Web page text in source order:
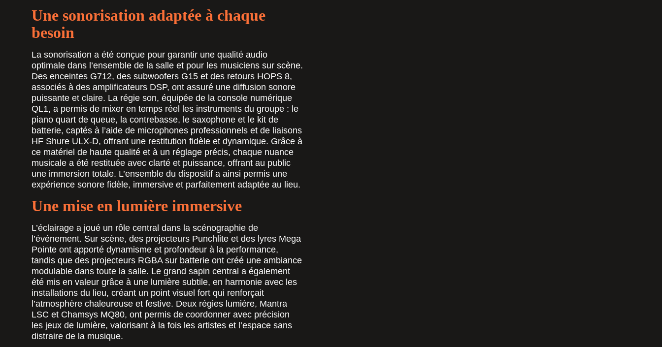
Une sonorisation adaptée à chaque
besoin
La sonorisation a été conçue pour garantir une qualité audio
optimale dans l’ensemble de la salle et pour les musiciens sur scène.
Des enceintes G712, des subwoofers G15 et des retours HOPS 8,
associés à des amplificateurs DSP, ont assuré une diffusion sonore
puissante et claire. La régie son, équipée de la console numérique
QL1, a permis de mixer en temps réel les instruments du groupe : le
piano quart de queue, la contrebasse, le saxophone et le kit de
batterie, captés à l’aide de microphones professionnels et de liaisons
HF Shure ULX-D, offrant une restitution fidèle et dynamique. Grâce à
ce matériel de haute qualité et à un réglage précis, chaque nuance
musicale a été restituée avec clarté et puissance, offrant au public
une immersion totale. L’ensemble du dispositif a ainsi permis une
expérience sonore fidèle, immersive et parfaitement adaptée au lieu.
Une mise en lumière immersive
L’éclairage a joué un rôle central dans la scénographie de
l’événement. Sur scène, des projecteurs Punchlite et des lyres Mega
Pointe ont apporté dynamisme et profondeur à la performance,
tandis que des projecteurs RGBA sur batterie ont créé une ambiance
modulable dans toute la salle. Le grand sapin central a également
été mis en valeur grâce à une lumière subtile, en harmonie avec les
installations du lieu, créant un point visuel fort qui renforçait
l’atmosphère chaleureuse et festive. Deux régies lumière, Mantra
LSC et Chamsys MQ80, ont permis de coordonner avec précision
les jeux de lumière, valorisant à la fois les artistes et l’espace sans
distraire de la musique.